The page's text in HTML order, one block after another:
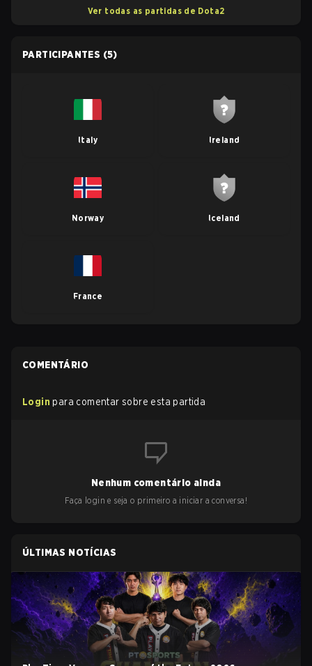
Ver todas as partidas de Dota2
PARTICIPANTES (5)
Italy Ireland
Norway Iceland
France
COMENTÁRIO
Login para comentar sobre esta partida
Nenhum comentário ainda
Faça login e seja o primeiro a iniciar a conversa!
ÚLTIMAS NOTÍCIAS